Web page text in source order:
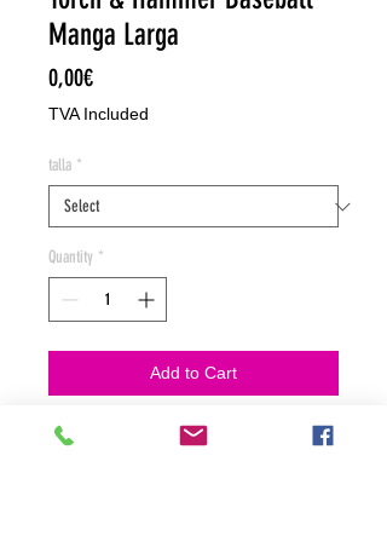
Manga Larga
0,00€Price
TVA Included
talla *
Quantity *
Add to Cart